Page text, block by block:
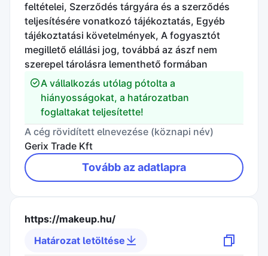
feltételei, Szerződés tárgyára és a szerződés
teljesítésére vonatkozó tájékoztatás, Egyéb
tájékoztatási követelmények, A fogyasztót
megillető elállási jog, továbbá az ászf nem
szerepel tárolásra lementhető formában
A vállalkozás utólag pótolta a
hiányosságokat, a határozatban
foglaltakat teljesítette!
A cég rövidített elnevezése (köznapi név)
Gerix Trade Kft
Tovább az adatlapra
https://makeup.hu/
Határozat letöltése